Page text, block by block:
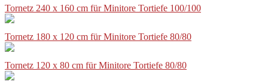
Tornetz 240 x 160 cm für Minitore Tortiefe 100/100
Tornetz 180 x 120 cm für Minitore Tortiefe 80/80
Tornetz 120 x 80 cm für Minitore Tortiefe 80/80